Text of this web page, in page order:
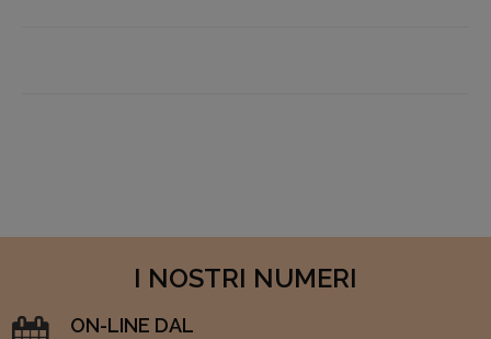
I NOSTRI NUMERI
ON-LINE DAL